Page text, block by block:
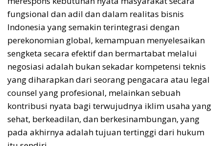
fungsional dan adil dan dalam realitas bisnis
Indonesia yang semakin terintegrasi dengan
perekonomian global, kemampuan menyelesaikan
sengketa secara efektif dan bermartabat melalui
negosiasi adalah bukan sekadar kompetensi teknis
yang diharapkan dari seorang pengacara atau legal
counsel yang profesional, melainkan sebuah
kontribusi nyata bagi terwujudnya iklim usaha yang
sehat, berkeadilan, dan berkesinambungan, yang
pada akhirnya adalah tujuan tertinggi dari hukum